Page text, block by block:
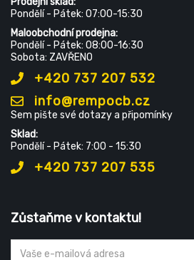
Pondělí - Pátek: 07:00-15:30
Maloobchodní prodejna:
Pondělí - Pátek: 08:00-16:30
Sobota: ZAVŘENO
+420 737 207 532
info@rempocb.cz
Sem pište své dotazy a připomínky
Sklad:
Pondělí - Pátek: 7:00 - 15:30
+420 737 207 535
Zůstaňme v kontaktu!